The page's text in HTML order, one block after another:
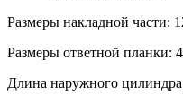
Размеры накладной части:
Размеры ответной планки:
Длина наружного